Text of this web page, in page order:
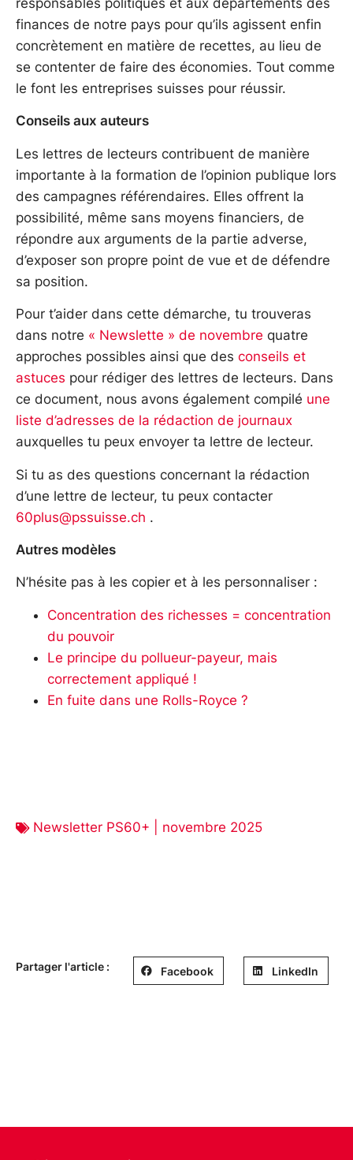
finances de notre pays pour qu’ils agissent enfin
concrètement en matière de recettes, au lieu de
se contenter de faire des économies. Tout comme
le font les entreprises suisses pour réussir.
Conseils aux auteurs
Les lettres de lecteurs contribuent de manière
importante à la formation de l’opinion publique lors
des campagnes référendaires. Elles offrent la
possibilité, même sans moyens financiers, de
répondre aux arguments de la partie adverse,
d’exposer son propre point de vue et de défendre
sa position.
Pour t’aider dans cette démarche, tu trouveras
dans notre « Newslette » de novembre quatre
approches possibles ainsi que des conseils et
astuces pour rédiger des lettres de lecteurs. Dans
ce document, nous avons également compilé une
liste d’adresses de la rédaction de journaux
auxquelles tu peux envoyer ta lettre de lecteur.
Si tu as des questions concernant la rédaction
d’une lettre de lecteur, tu peux contacter
60plus@pssuisse.ch .
Autres modèles
N’hésite pas à les copier et à les personnaliser :
Concentration des richesses = concentration
du pouvoir
Le principe du pollueur-payeur, mais
correctement appliqué !
En fuite dans une Rolls-Royce ?
Newsletter PS60+ | novembre 2025
Partager l'article : Facebook LinkedIn